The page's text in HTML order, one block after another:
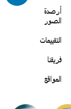
أرصدة
الصور
التقييمات
فريقنا
المواقع